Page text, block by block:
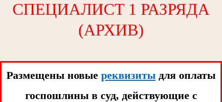
СПЕЦИАЛИСТ 1 РАЗРЯДА
(АРХИВ)
Размещены новые реквизиты для оплаты
госпошлины в суд, действующие с